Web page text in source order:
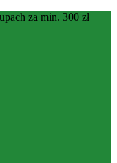
za min. 300 zł